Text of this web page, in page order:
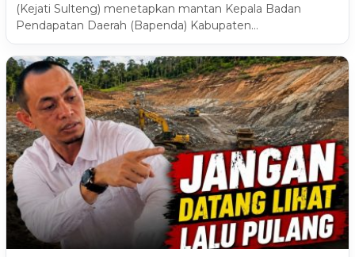
(Kejati Sulteng) menetapkan mantan Kepala Badan
Pendapatan Daerah (Bapenda) Kabupaten…